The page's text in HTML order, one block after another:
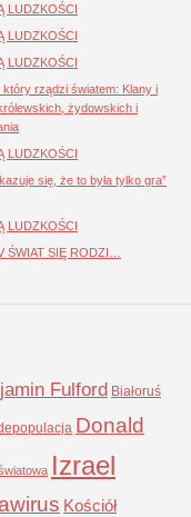
LUDZKOŚCI
LUDZKOŚCI
LUDZKOŚCI
rządzi światem: Klany i
żydowskich i
LUDZKOŚCI
się, że to była tylko gra”
LUDZKOŚCI
ŚWIAT SIĘ RODZI…
Fulford Białoruś
Donald
Izrael
Kościół